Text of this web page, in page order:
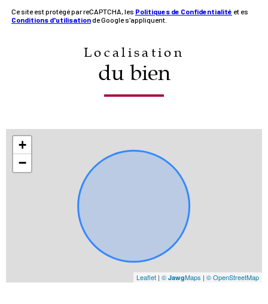
Ce site est protégé par reCAPTCHA, les Politiques de Confidentialité et es
Conditions d'utilisationde Google s'appliquent.
Localisation
du bien
+
−
Leaflet | © JawgMaps | © OpenStreetMap